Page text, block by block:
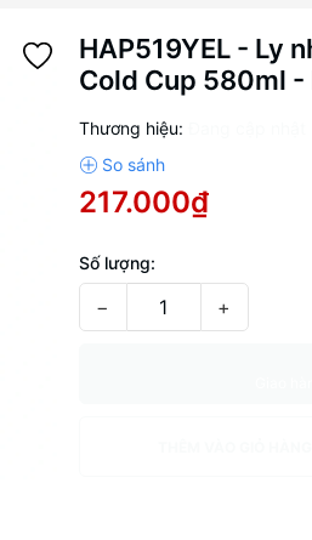
HAP519YEL - Ly
Cold Cup 580ml -
Thương hiệu:
217.000₫
Số lượng:
− +